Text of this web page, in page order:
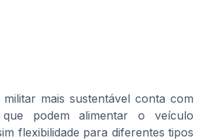
mais sustentável conta com
podem alimentar o veículo
flexibilidade para diferentes tipos